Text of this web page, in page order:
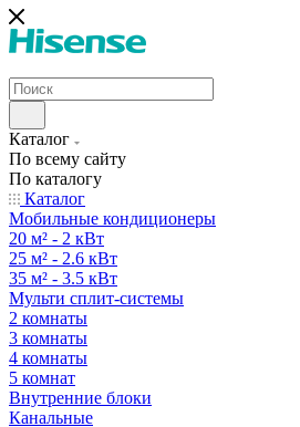
Каталог
По всему сайту
По каталогу
Каталог
Мобильные кондиционеры
20 м² - 2 кВт
25 м² - 2.6 кВт
35 м² - 3.5 кВт
Мульти сплит-системы
2 комнаты
3 комнаты
4 комнаты
5 комнат
Внутренние блоки
Канальные